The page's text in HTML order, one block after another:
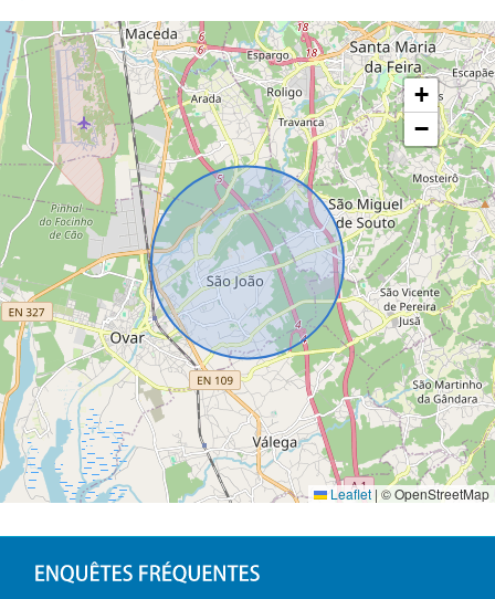
+
−
Leaflet | © OpenStreetMap